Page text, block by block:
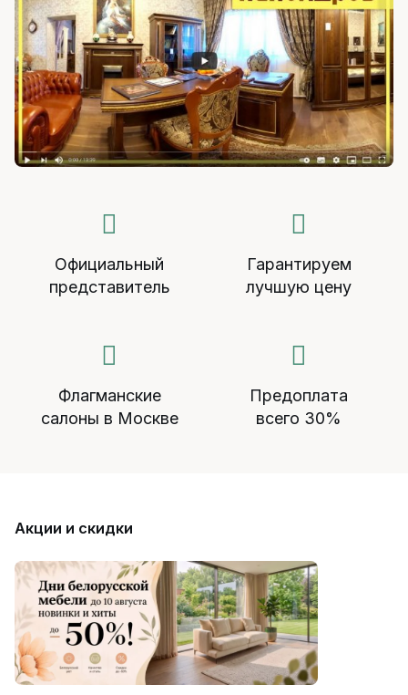
Официальный
представитель
Гарантируем
лучшую цену
Флагманские
салоны в Москве
Предоплата
всего 30%
Акции и скидки